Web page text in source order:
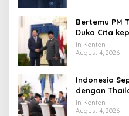
Bertemu PM
Duka Cita
Tahun ke
In Konten
August 4, 2026
Indonesia
dengan
Ekonomi
In Konten
August 4, 2026